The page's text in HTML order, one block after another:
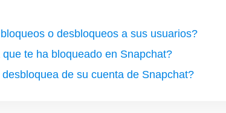
o desbloqueos a sus usuarios?
te ha bloqueado en Snapchat?
de su cuenta de Snapchat?